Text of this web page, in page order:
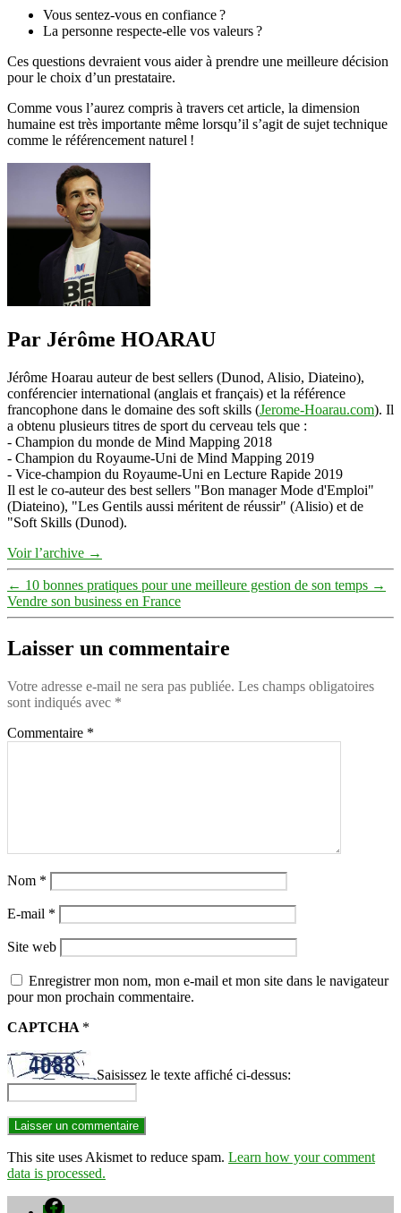
Vous sentez-vous en confiance ?
La personne respecte-elle vos valeurs ?
Ces questions devraient vous aider à prendre une meilleure décision
pour le choix d’un prestataire.
Comme vous l’aurez compris à travers cet article, la dimension
humaine est très importante même lorsqu’il s’agit de sujet technique
comme le référencement naturel !
Par Jérôme HOARAU
Jérôme Hoarau auteur de best sellers (Dunod, Alisio, Diateino),
conférencier international (anglais et français) et la référence
francophone dans le domaine des soft skills (Jerome-Hoarau.com). Il
a obtenu plusieurs titres de sport du cerveau tels que :
- Champion du monde de Mind Mapping 2018
- Champion du Royaume-Uni de Mind Mapping 2019
- Vice-champion du Royaume-Uni en Lecture Rapide 2019
Il est le co-auteur des best sellers "Bon manager Mode d'Emploi"
(Diateino), "Les Gentils aussi méritent de réussir" (Alisio) et de
"Soft Skills (Dunod).
Voir l’archive →
← 10 bonnes pratiques pour une meilleure gestion de son temps →
Vendre son business en France
Laisser un commentaire
Votre adresse e-mail ne sera pas publiée. Les champs obligatoires
sont indiqués avec *
Commentaire *
Nom *
E-mail *
Site web
Enregistrer mon nom, mon e-mail et mon site dans le navigateur
pour mon prochain commentaire.
CAPTCHA *
Saisissez le texte affiché ci-dessus:
This site uses Akismet to reduce spam. Learn how your comment
data is processed.
Facebook